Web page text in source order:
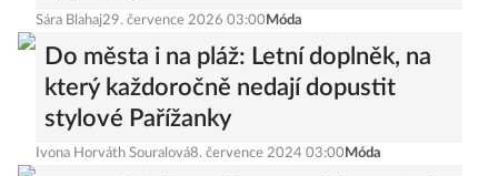
Sára Blahaj29. července 2026 03:00 Móda
Do města i na pláž: Letní doplněk, na
který každoročně nedají dopustit
stylové Pařížanky
Ivona Horváth Souralová8. července 2024 03:00 Móda